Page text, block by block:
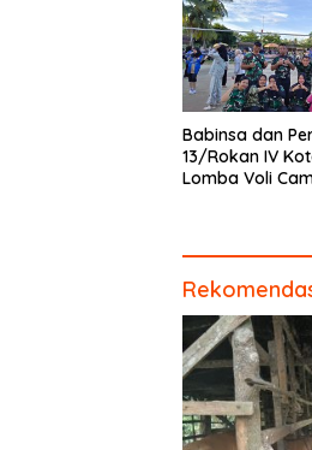
Babinsa dan
13/Rokan IV
Lomba Voli